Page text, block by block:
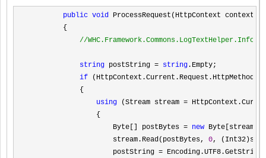
public void ProcessRequest(HttpContext context)
        {
//WHC.Framework.Commons.LogTextHelper.Info("
string postString = string .Empty;
if
            {
using (Stream stream =
                {
                    Byte[] postBytes
= new
                    stream.Read(postBytes,
0,
                    postString
=